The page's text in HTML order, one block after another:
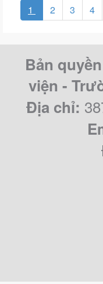
1 2 3 4
Bản
viện -
Địa chỉ: